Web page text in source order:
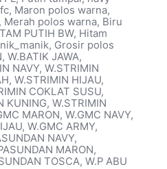
Maron polos warna,
polos warna, Biru
PUTIH BW, Hitam
Grosir polos
W.BATIK JAWA,
NAVY, W.STRIMIN
W.STRIMIN HIJAU,
COKLAT SUSU,
KUNING, W.STRIMIN
MARON, W.GMC NAVY,
W.GMC ARMY,
NAVY,
MARON,
TOSCA, W.P ABU